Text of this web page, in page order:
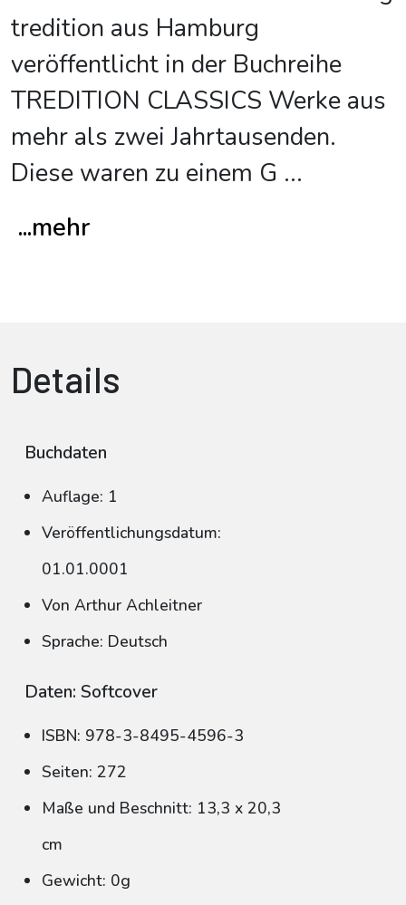
tredition aus Hamburg
veröffentlicht in der Buchreihe
TREDITION CLASSICS Werke aus
mehr als zwei Jahrtausenden.
Diese waren zu einem G ...
...mehr
Details
Buchdaten
Auflage: 1
Veröffentlichungsdatum:
01.01.0001
Von Arthur Achleitner
Sprache: Deutsch
Daten: Softcover
ISBN: 978-3-8495-4596-3
Seiten: 272
Maße und Beschnitt: 13,3 x 20,3
cm
Gewicht: 0g